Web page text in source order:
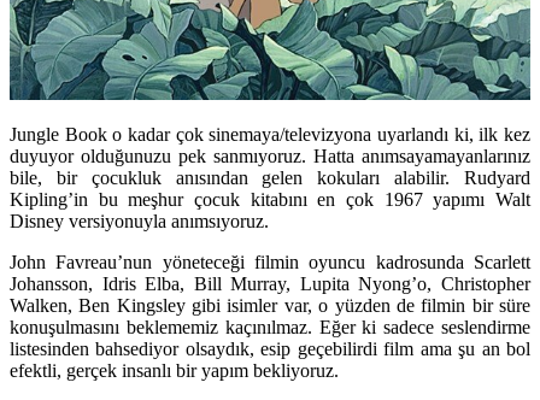
Jungle Book o kadar çok sinemaya/televizyona uyarlandı ki, ilk kez
duyuyor olduğunuzu pek sanmıyoruz. Hatta anımsayamayanlarınız
bile, bir çocukluk anısından gelen kokuları alabilir. Rudyard
Kipling’in bu meşhur çocuk kitabını en çok 1967 yapımı Walt
Disney versiyonuyla anımsıyoruz.
John Favreau’nun yöneteceği filmin oyuncu kadrosunda Scarlett
Johansson, Idris Elba, Bill Murray, Lupita Nyong’o, Christopher
Walken, Ben Kingsley gibi isimler var, o yüzden de filmin bir süre
konuşulmasını beklememiz kaçınılmaz. Eğer ki sadece seslendirme
listesinden bahsediyor olsaydık, esip geçebilirdi film ama şu an bol
efektli, gerçek insanlı bir yapım bekliyoruz.